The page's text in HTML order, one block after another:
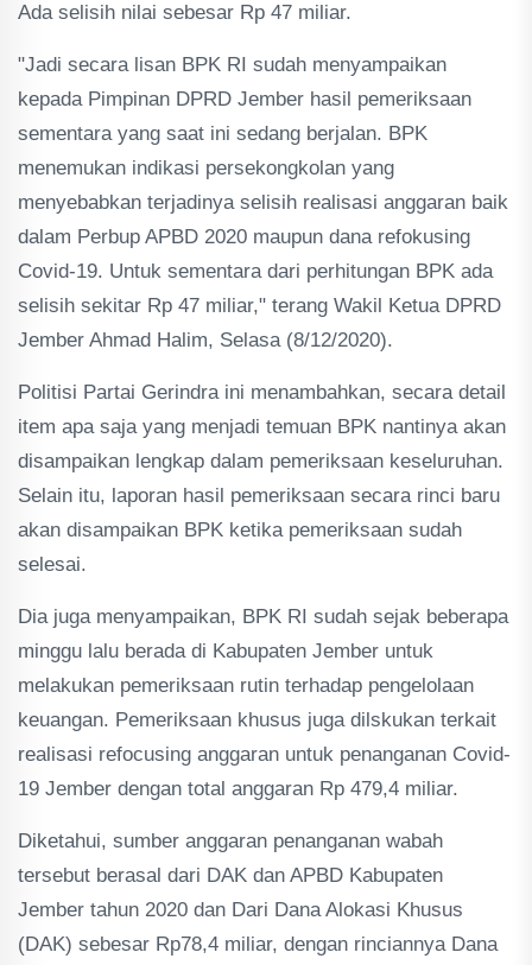
Ada selisih nilai sebesar Rp 47 miliar.
"Jadi secara lisan BPK RI sudah menyampaikan
kepada Pimpinan DPRD Jember hasil pemeriksaan
sementara yang saat ini sedang berjalan. BPK
menemukan indikasi persekongkolan yang
menyebabkan terjadinya selisih realisasi anggaran baik
dalam Perbup APBD 2020 maupun dana refokusing
Covid-19. Untuk sementara dari perhitungan BPK ada
selisih sekitar Rp 47 miliar," terang Wakil Ketua DPRD
Jember Ahmad Halim, Selasa (8/12/2020).
Politisi Partai Gerindra ini menambahkan, secara detail
item apa saja yang menjadi temuan BPK nantinya akan
disampaikan lengkap dalam pemeriksaan keseluruhan.
Selain itu, laporan hasil pemeriksaan secara rinci baru
akan disampaikan BPK ketika pemeriksaan sudah
selesai.
Dia juga menyampaikan, BPK RI sudah sejak beberapa
minggu lalu berada di Kabupaten Jember untuk
melakukan pemeriksaan rutin terhadap pengelolaan
keuangan. Pemeriksaan khusus juga dilskukan terkait
realisasi refocusing anggaran untuk penanganan Covid-
19 Jember dengan total anggaran Rp 479,4 miliar.
Diketahui, sumber anggaran penanganan wabah
tersebut berasal dari DAK dan APBD Kabupaten
Jember tahun 2020 dan Dari Dana Alokasi Khusus
(DAK) sebesar Rp78,4 miliar, dengan rinciannya Dana